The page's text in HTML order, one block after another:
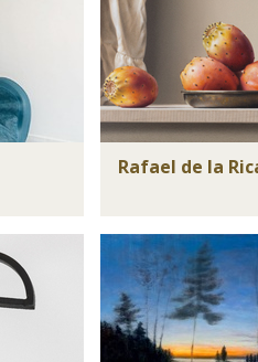
Rafael de la